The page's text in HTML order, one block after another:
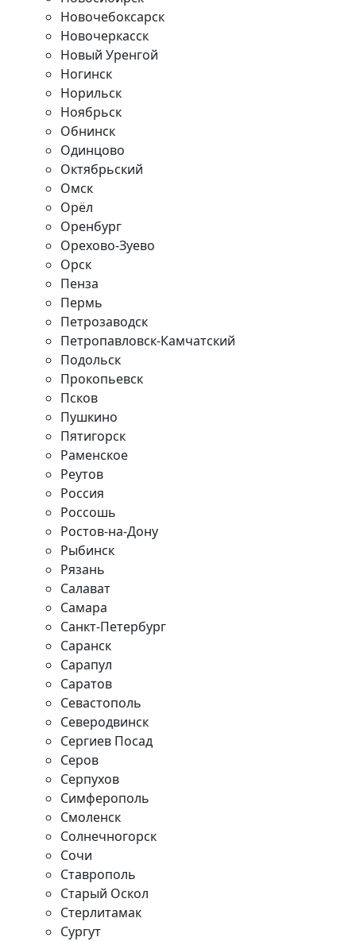
Новочебоксарск
Новочеркасск
Новый Уренгой
Ногинск
Норильск
Ноябрьск
Обнинск
Одинцово
Октябрьский
Омск
Орёл
Оренбург
Орехово-Зуево
Орск
Пенза
Пермь
Петрозаводск
Петропавловск-Камчатский
Подольск
Прокопьевск
Псков
Пушкино
Пятигорск
Раменское
Реутов
Россия
Россошь
Ростов-на-Дону
Рыбинск
Рязань
Салават
Самара
Санкт-Петербург
Саранск
Сарапул
Саратов
Севастополь
Северодвинск
Сергиев Посад
Серов
Серпухов
Симферополь
Смоленск
Солнечногорск
Сочи
Ставрополь
Старый Оскол
Стерлитамак
Сургут